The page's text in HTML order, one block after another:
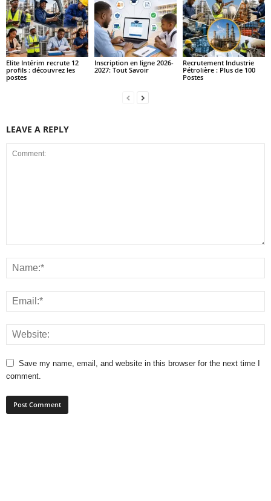
Elite Intérim recrute 12
profils : découvrez les
postes
Inscription en ligne 2026-
2027: Tout Savoir
Recrutement Industrie
Pétrolière : Plus de 100
Postes
LEAVE A REPLY
Save my name, email, and website in this browser for the next time I
comment.